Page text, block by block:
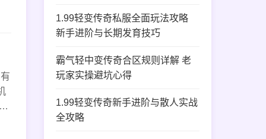
1.99轻变传奇私服全面玩法攻略
新手进阶与长期发育技巧
霸气轻中变传奇合区规则详解 老
玩家实操避坑心得
1.99轻变传奇新手进阶与散人实战
全攻略